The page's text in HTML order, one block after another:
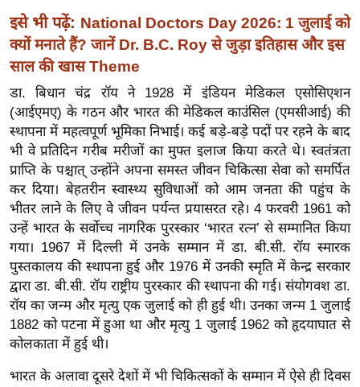
म
नो
रं
ज
न
ज
ग
त
बॉ
ली
वु
ड
हॉ
ली
वु
ड
ल्म
इसे भी पढ़ें: National Doctors Day 2026: 1 जुलाई को
क्यों मनाते हैं? जानें Dr. B.C. Roy से जुड़ा इतिहास और इस
साल की खास Theme
डा. बिधान चंद्र रॉय ने 1928 में इंडियन मेडिकल एसोसिएशन
(आईएमए) के गठन और भारत की मेडिकल काउंसिल (एमसीआई) की
स्थापना में महत्वपूर्ण भूमिका निभाई। कई बड़े-बड़े पदों पर रहने के बाद
भी वे प्रतिदिन गरीब मरीजों का मुफ्त इलाज किया करते थे। स्वतंत्रता
प्राप्ति के पश्चात् उन्होंने अपना समस्त जीवन चिकित्सा सेवा को समर्पित
कर दिया। बेहतरीन स्वास्थ्य सुविधाओं को आम जनता की पहुंच के
भीतर लाने के लिए वे जीवन पर्यन्त प्रयासरत रहे। 4 फरवरी 1961 को
उन्हें भारत के सर्वोच्च नागरिक पुरस्कार ‘भारत रत्न’ से सम्मानित किया
गया। 1967 में दिल्ली में उनके सम्मान में डा. बी.सी. रॉय स्मारक
पुस्तकालय की स्थापना हुई और 1976 में उनकी स्मृति में केन्द्र सरकार
द्वारा डा. बी.सी. रॉय राष्ट्रीय पुरस्कार की स्थापना की गई। संयोगवश डा.
रॉय का जन्म और मृत्यु एक जुलाई को ही हुई थी। उनका जन्म 1 जुलाई
1882 को पटना में हुआ था और मृत्यु 1 जुलाई 1962 को हृदयाघात से
कोलकाता में हुई थी।
भारत के अलावा दूसरे देशों में भी चिकित्सकों के सम्मान में ऐसे ही दिवस